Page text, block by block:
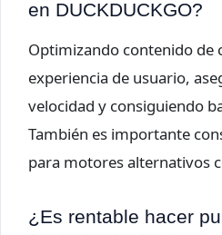
en DUCKDUCKGO?
Optimizando contenido de
experiencia de usuario,
velocidad y consiguiendo
También es importante
para motores alternativos
¿Es rentable hacer